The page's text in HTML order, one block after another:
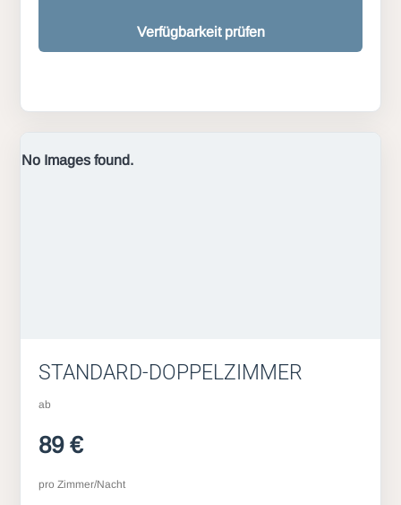
Verfügbarkeit prüfen
No Images found.
STANDARD-DOPPELZIMMER
ab
89 €
pro Zimmer/Nacht